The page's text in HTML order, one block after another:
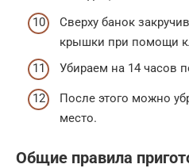
Сверху банок
крышки при помощи
Убираем на 14 часов
После этого можно
место.
Общие правила